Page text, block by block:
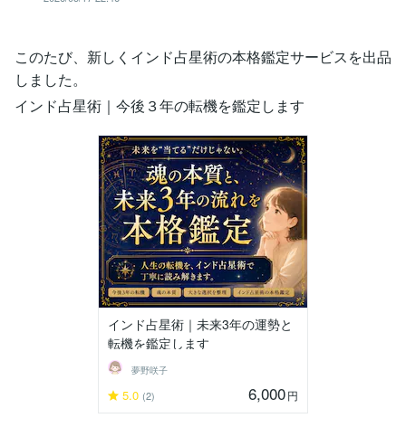
このたび、新しくインド占星術の本格鑑定サービスを出品
しました。
インド占星術｜今後３年の転機を鑑定します
インド占星術｜未来3年の運勢と
転機を鑑定します
夢野咲子
5.0 (2) 6,000円